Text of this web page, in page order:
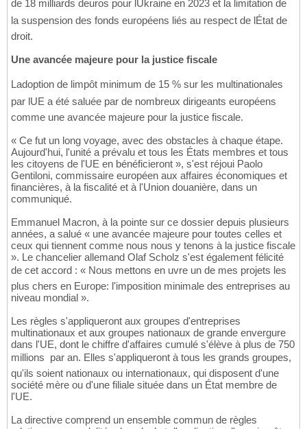
de 18 milliards deuros pour lUkraine en 2023 et la limitation de
la suspension des fonds européens liés au respect de lÉtat de
droit.
Une avancée majeure pour la justice fiscale
Ladoption de limpôt minimum de 15 % sur les multinationales
par lUE a été saluée par de nombreux dirigeants européens
comme une avancée majeure pour la justice fiscale.
« Ce fut un long voyage, avec des obstacles à chaque étape.
Aujourd'hui, l'unité a prévalu et tous les États membres et tous
les citoyens de l'UE en bénéficieront », s'est réjoui Paolo
Gentiloni, commissaire européen aux affaires économiques et
financières, à la fiscalité et à l'Union douanière, dans un
communiqué.
Emmanuel Macron, à la pointe sur ce dossier depuis plusieurs
années, a salué « une avancée majeure pour toutes celles et
ceux qui tiennent comme nous nous y tenons à la justice fiscale
». Le chancelier allemand Olaf Scholz s'est également félicité
de cet accord : « Nous mettons en uvre un de mes projets les
plus chers en Europe: l'imposition minimale des entreprises au
niveau mondial ».
Les règles s'appliqueront aux groupes d'entreprises
multinationaux et aux groupes nationaux de grande envergure
dans l'UE, dont le chiffre d'affaires cumulé s'élève à plus de 750
millions  par an. Elles s'appliqueront à tous les grands groupes,
qu'ils soient nationaux ou internationaux, qui disposent d'une
société mère ou d'une filiale située dans un État membre de
l'UE.
La directive comprend un ensemble commun de règles